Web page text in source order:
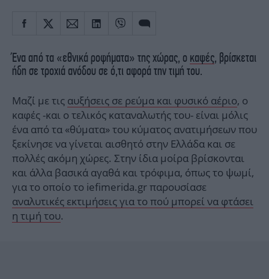
Ένα από τα «εθνικά ροφήματα» της χώρας, ο καφές, βρίσκεται
ήδη σε τροχιά ανόδου σε ό,τι αφορά την τιμή του.
Μαζί με τις αυξήσεις σε ρεύμα και φυσικό αέριο, ο
καφές -και ο τελικός καταναλωτής του- είναι μόλις
ένα από τα «θύματα» του κύματος ανατιμήσεων που
ξεκίνησε να γίνεται αισθητό στην Ελλάδα και σε
πολλές ακόμη χώρες. Στην ίδια μοίρα βρίσκονται
και άλλα βασικά αγαθά και τρόφιμα, όπως το ψωμί,
για το οποίο το iefimerida.gr παρουσίασε
αναλυτικές εκτιμήσεις για το πού μπορεί να φτάσει
η τιμή του.